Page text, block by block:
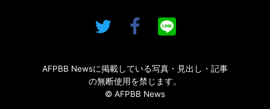
AFPBB Newsに掲載している写真・見出し・記事
の無断使用を禁じます。
© AFPBB News